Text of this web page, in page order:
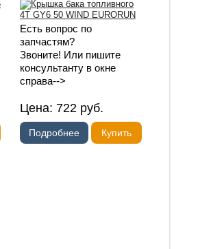
Есть вопрос по
запчастям?
Звоните! Или пишите
консультанту в окне
справа-->
Цена: 722 руб.
Подробнее Купить